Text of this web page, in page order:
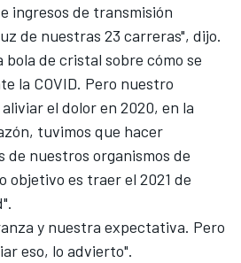
ingresos de transmisión
de nuestras 23 carreras", dijo.
bola de cristal sobre cómo se
la COVID. Pero nuestro
el dolor en 2020, en la
tuvimos que hacer
de nuestros organismos de
objetivo es traer el 2021 de
y nuestra expectativa. Pero
eso, lo advierto".